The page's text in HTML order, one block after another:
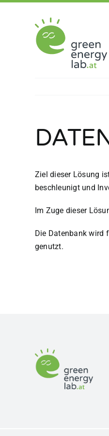
Ziel dieser Lösung
beschleunigt und
Im Zuge dieser
Die Datenbank wird
genutzt.